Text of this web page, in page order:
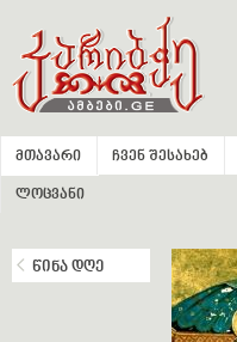
მთავარი ჩვენ შესახებ
ლოცვანი
წინა დღე